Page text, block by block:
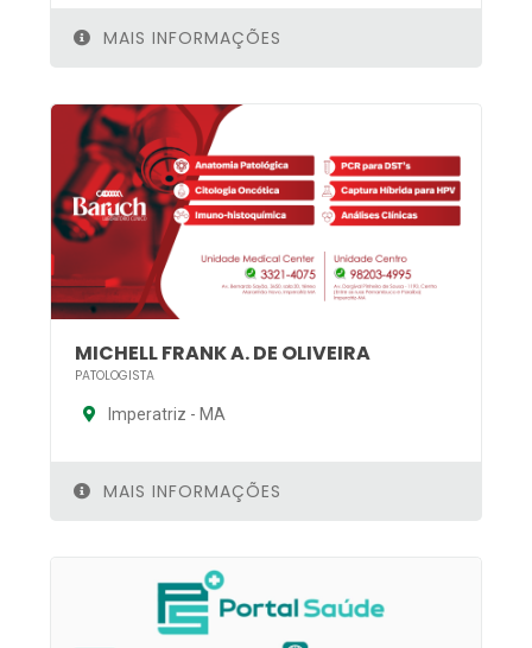
MAIS INFORMAÇÕES
MICHELL FRANK A. DE OLIVEIRA
PATOLOGISTA
Imperatriz - MA
MAIS INFORMAÇÕES